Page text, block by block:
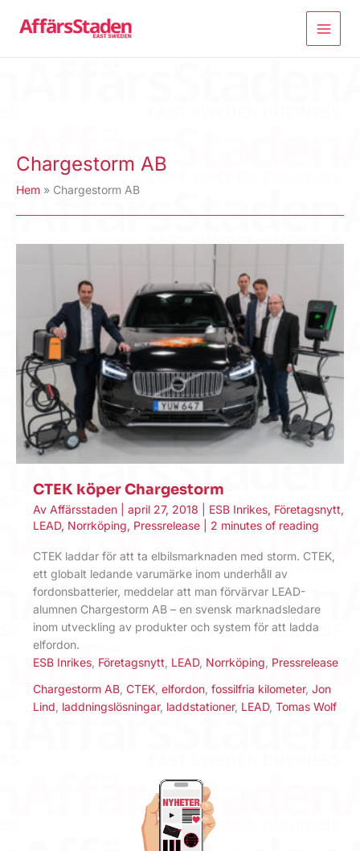
Chargestorm AB
Hem Chargestorm AB
CTEK köper Chargestorm
Av Affärsstaden april 27, 2018 ESB Inrikes, Företagsnytt,
LEAD, Norrköping, Pressrelease 2 minutes of reading
CTEK laddar för att ta elbilsmarknaden med storm. CTEK,
ett globalt ledande varumärke inom underhåll av
fordonsbatterier, meddelar att man förvärvar LEAD-
alumnen Chargestorm AB – en svensk marknadsledare
inom utveckling av produkter och system för att ladda
elfordon.
ESB Inrikes Företagsnytt LEAD, Norrköping Pressrelease
Chargestorm AB CTEK elfordon fossilfria kilometer, Jon
Lind laddningslösningar, laddstationer, LEAD, Tomas Wolf